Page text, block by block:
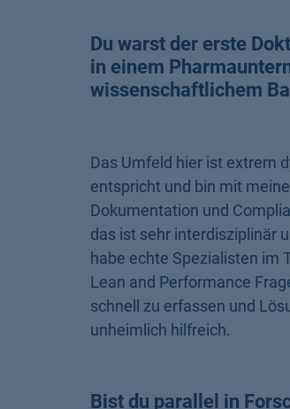
Du warst der erste
in einem
wissenschaftlichem
Das Umfeld hier ist extrem
entspricht und bin mit
Dokumentation und
das ist sehr interdisziplinär
habe echte Spezialisten im
Lean and Performance
schnell zu erfassen und
unheimlich hilfreich.
Bist du parallel in